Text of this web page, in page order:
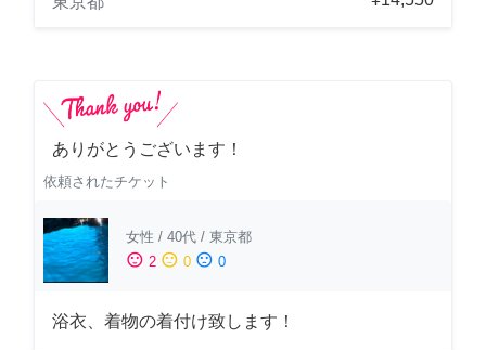
ありがとうございます！
依頼されたチケット
女性 / 40代 / 東京都
sentiment_satisfied 2 sentiment_neutral 0 sentiment_dissatisfied 0
浴衣、着物の着付け致します！